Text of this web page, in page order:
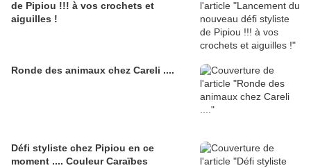
de Pipiou !!! à vos crochets et
aiguilles !
Ronde des animaux chez Careli ....
Défi styliste chez Pipiou en ce
moment .... Couleur Caraïbes